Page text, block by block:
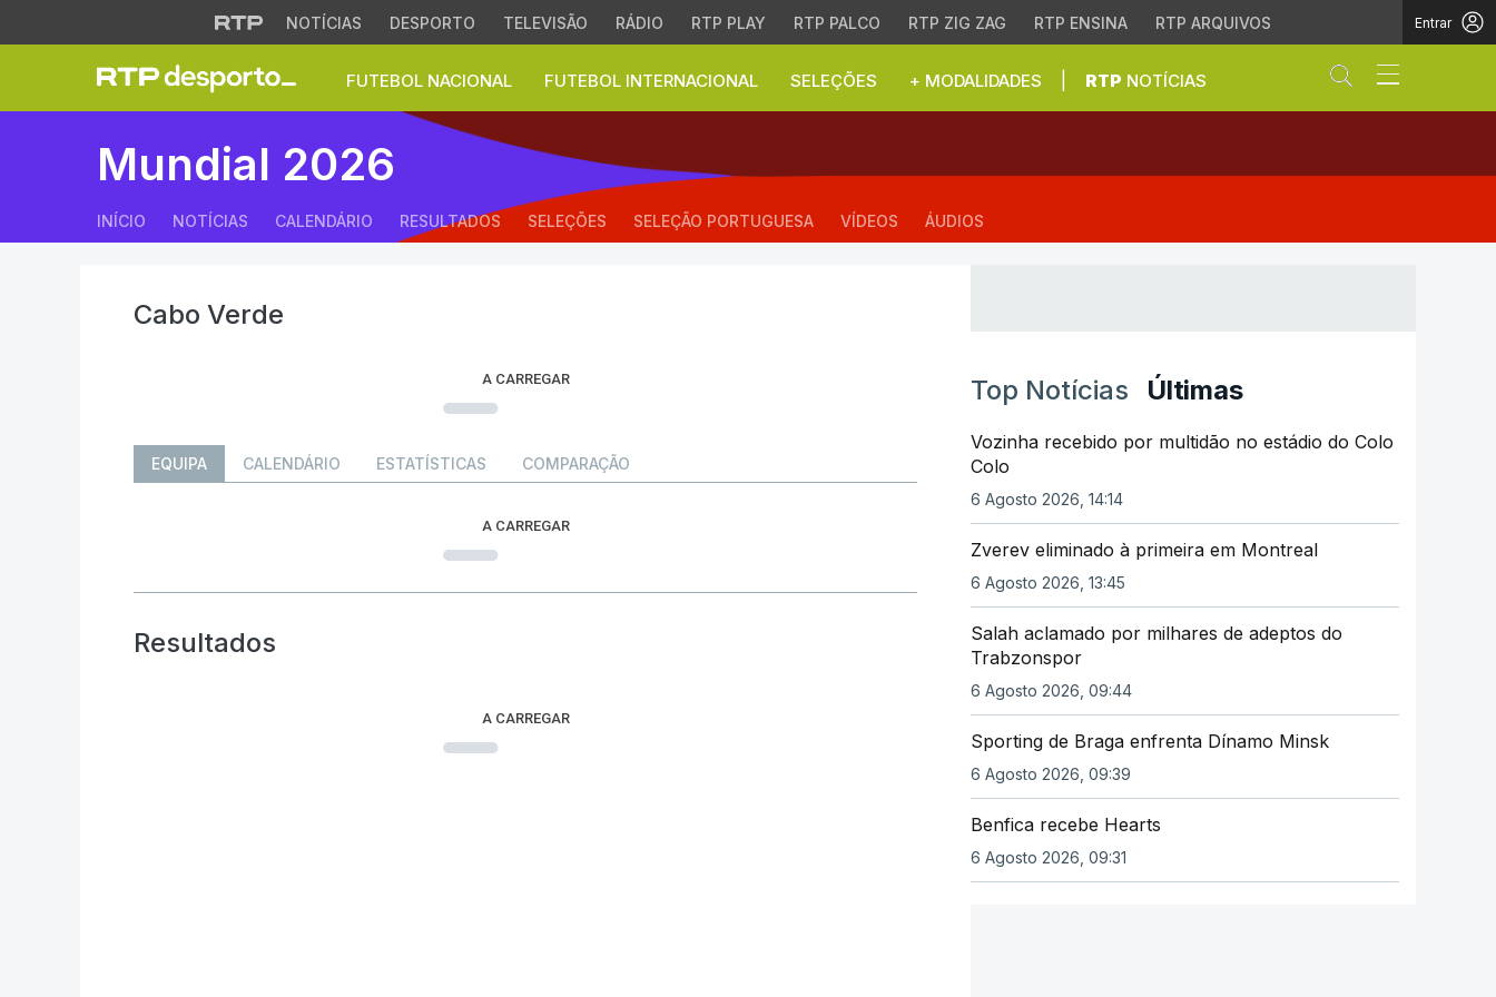
NOTÍCIAS DESPORTO TELEVISÃO RÁDIO RTP PLAY RTP PALCO RTP ZIG ZAG RTP ENSINA RTP ARQUIVOS Entrar
FUTEBOL NACIONAL FUTEBOL INTERNACIONAL SELEÇÕES + MODALIDADES RTP NOTÍCIAS Abrir campo
Seleção da Cabo Verde - Mundial de 2026 - Campeonato do
Mundial 2026
INÍCIO NOTÍCIAS CALENDÁRIO RESULTADOS SELEÇÕES SELEÇÃO PORTUGUESA VÍDEOS ÁUDIOS
Cabo Verde
A CARREGAR
EQUIPA CALENDÁRIO ESTATÍSTICAS COMPARAÇÃO
A CARREGAR
Resultados
A CARREGAR
Top Notícias Últimas
Vozinha recebido por multidão no estádio do Colo
Colo
6 Agosto 2026, 14:14
Zverev eliminado à primeira em Montreal
6 Agosto 2026, 13:45
Salah aclamado por milhares de adeptos do
Trabzonspor
6 Agosto 2026, 09:44
Sporting de Braga enfrenta Dínamo Minsk
6 Agosto 2026, 09:39
Benfica recebe Hearts
6 Agosto 2026, 09:31